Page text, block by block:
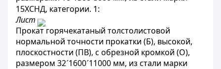
15ХСНД, категории. 1:
Лист
Прокат горячекатаный толстолистовой
нормальной точности прокатки (Б), высокой,
плоскостности (ПВ), с обрезной кромкой (О),
размером 32´1600´11000 мм, из стали марки